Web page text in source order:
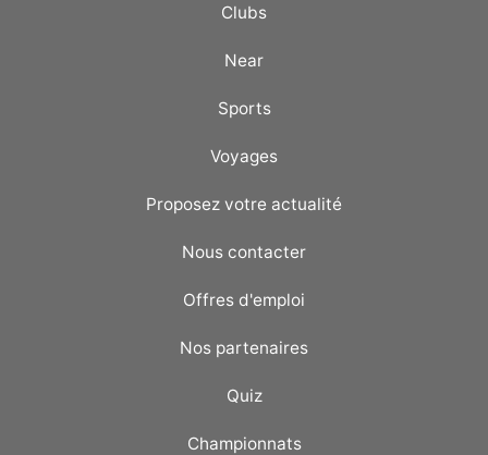
Clubs
Near
Sports
Voyages
Proposez votre actualité
Nous contacter
Offres d'emploi
Nos partenaires
Quiz
Championnats